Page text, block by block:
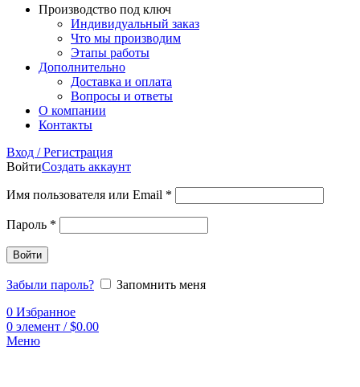
Производство под ключ
Индивидуальный заказ
Что мы производим
Этапы работы
Дополнительно
Доставка и оплата
Вопросы и ответы
О компании
Контакты
Вход / Регистрация
ВойтиСоздать аккаунт
Имя пользователя или Email *
Пароль *
Войти
Забыли пароль?
Запомнить меня
0 Избранное
0 элемент / $0.00
Меню